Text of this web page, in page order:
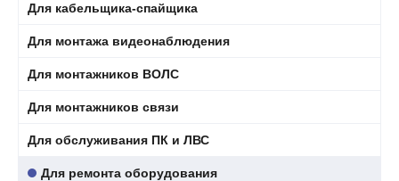
Для кабельщика-спайщика
Для монтажа видеонаблюдения
Для монтажников ВОЛС
Для монтажников связи
Для обслуживания ПК и ЛВС
Для ремонта оборудования